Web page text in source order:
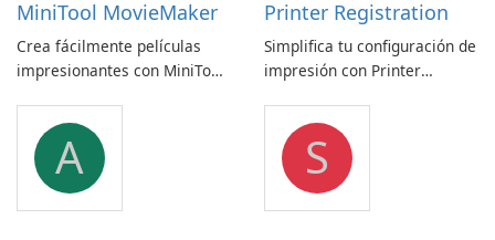
MiniTool MovieMaker
Crea fácilmente películas
impresionantes con MiniTool
Printer Registration
Simplifica tu configuración de
impresión con Printer
A S